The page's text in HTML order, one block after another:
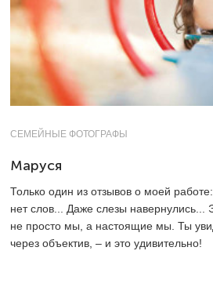
СЕМЕЙНЫЕ ФОТОГРАФЫ
Маруся
Только один из отзывов о моей
нет слов... Даже слезы навернулись...
не просто мы, а настоящие мы. Ты
через объектив, – и это удивительно!